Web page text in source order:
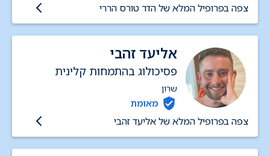
צפה בפרופיל המלא של הדר טורס הררי
אליעד זהבי
פסיכולוג בהתמחות קלינית
שרון
מאומת
צפה בפרופיל המלא של אליעד זהבי